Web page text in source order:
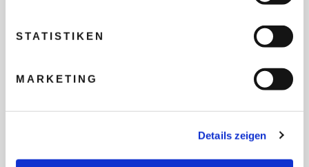
STATISTIKEN
MARKETING
Details zeigen
TEILNEHMER
FLUG GEWÜNSCHT
PRÄFERIERTER ABFLUGHAFEN